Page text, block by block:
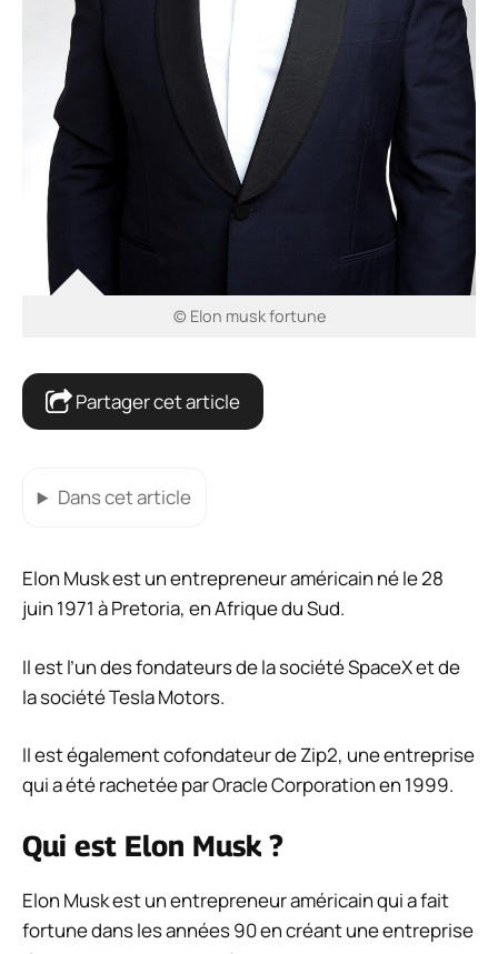
© Elon musk fortune
Partager cet article
Dans cet article
Elon Musk est un entrepreneur américain né le 28
juin 1971 à Pretoria, en Afrique du Sud.
Il est l’un des fondateurs de la société SpaceX et de
la société Tesla Motors.
Il est également cofondateur de Zip2, une entreprise
qui a été rachetée par Oracle Corporation en 1999.
Qui est Elon Musk ?
Elon Musk est un entrepreneur américain qui a fait
fortune dans les années 90 en créant une entreprise